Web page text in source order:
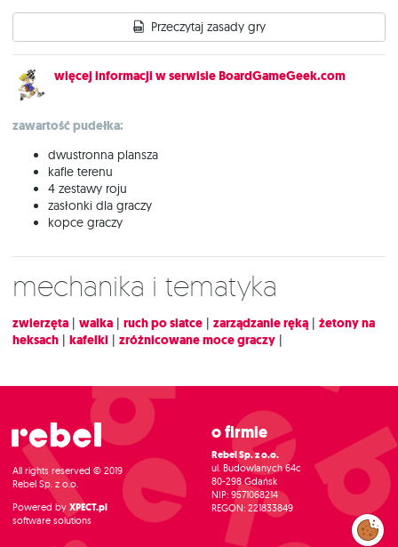
Przeczytaj zasady gry
więcej informacji w serwisie BoardGameGeek.com
zawartość pudełka:
dwustronna plansza
kafle terenu
4 zestawy roju
zasłonki dla graczy
kopce graczy
Mechanika i tematyka
zwierzęta | walka | ruch po siatce | zarządzanie ręką | żetony na
heksach | kafelki | zróżnicowane moce graczy |
All rights reserved © 2019
Rebel Sp. z o.o.
Powered by XPECT.pl
software solutions
O firmie
Rebel Sp. z o.o.
ul. Budowlanych 64c
80-298 Gdańsk
NIP: 9571068214
REGON: 221833849
Zarządzaj
preferencjami
cookies